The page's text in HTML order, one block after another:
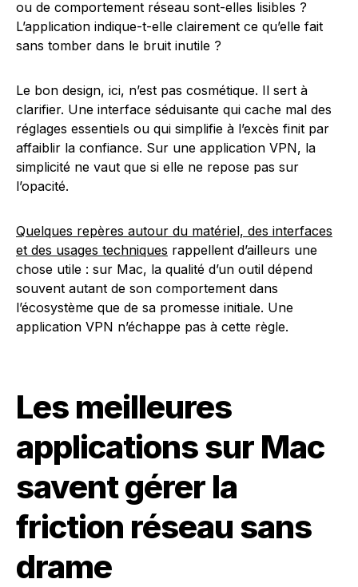
ou de comportement réseau sont-elles lisibles ?
L’application indique-t-elle clairement ce qu’elle fait
sans tomber dans le bruit inutile ?
Le bon design, ici, n’est pas cosmétique. Il sert à
clarifier. Une interface séduisante qui cache mal des
réglages essentiels ou qui simplifie à l’excès finit par
affaiblir la confiance. Sur une application VPN, la
simplicité ne vaut que si elle ne repose pas sur
l’opacité.
Quelques repères autour du matériel, des interfaces
et des usages techniques rappellent d’ailleurs une
chose utile : sur Mac, la qualité d’un outil dépend
souvent autant de son comportement dans
l’écosystème que de sa promesse initiale. Une
application VPN n’échappe pas à cette règle.
Les meilleures
applications sur Mac
savent gérer la
friction réseau sans
drame